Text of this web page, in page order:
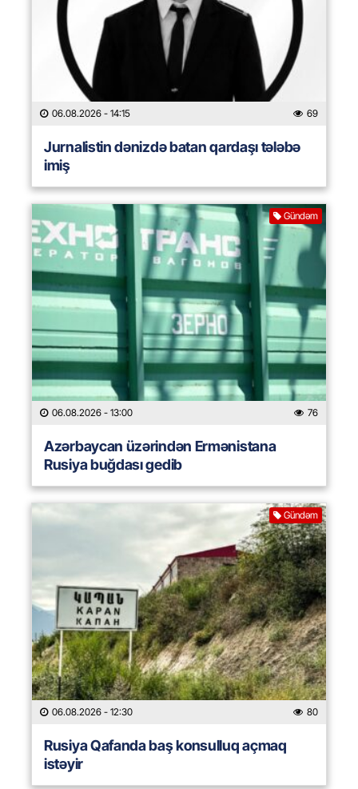
06.08.2026 - 14:15 69
Jurnalistin dənizdə batan qardaşı tələbə
imiş
Gündəm
06.08.2026 - 13:00 76
Azərbaycan üzərindən Ermənistana
Rusiya buğdası gedib
Gündəm
06.08.2026 - 12:30 80
Rusiya Qafanda baş konsulluq açmaq
istəyir